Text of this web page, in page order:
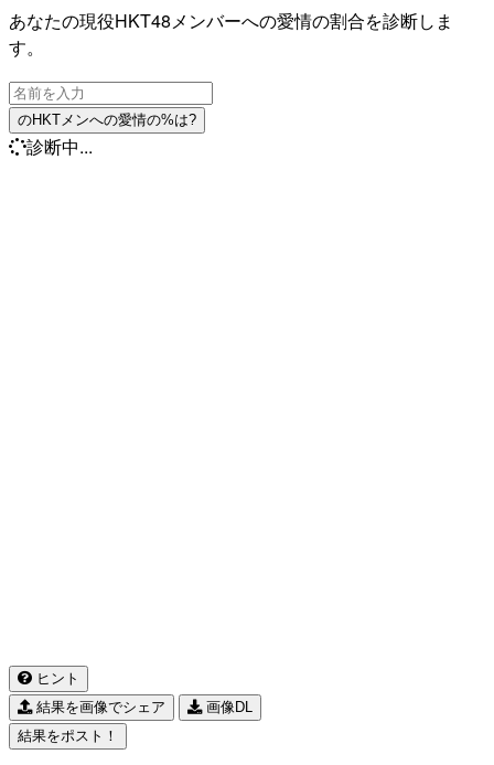
あなたの現役HKT48メンバーへの愛情の割合を診断しま
す。
のHKTメンへの愛情の%は?
診断中...
ヒント
結果を画像でシェア
画像DL
結果をポスト！